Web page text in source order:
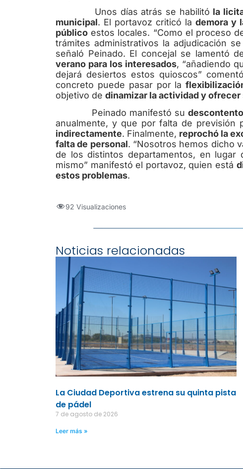
Unos días atrás se habilitó la
municipal. El portavoz criticó la demora y
público estos locales. “Como el proceso
trámites administrativos la adjudicación
señaló Peinado. El concejal se lamentó
verano para los interesados, “añadiendo
dejará desiertos estos quioscos”
concreto puede pasar por la
objetivo de dinamizar la actividad y
Peinado manifestó su
anualmente, y que por falta de previsión
indirectamente. Finalmente, reprochó la
falta de personal. “Nosotros hemos dicho
de los distintos departamentos, en
mismo” manifestó el portavoz, quien está
estos problemas.
92 Visualizaciones
Noticias relacionadas
La Ciudad Deportiva estrena su quinta pista
de pádel
7 de agosto de 2026
Leer más »